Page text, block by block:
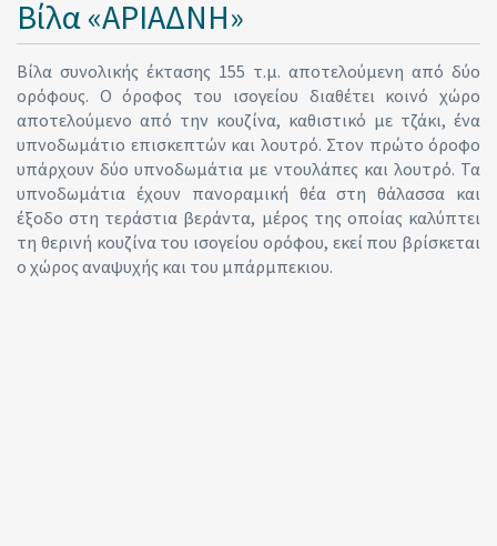
Βίλα «ΑΡΙΑΔΝΗ»
Βίλα συνολικής έκτασης 155 τ.μ. αποτελούμενη από δύο
ορόφους. Ο όροφος του ισογείου διαθέτει κοινό χώρο
αποτελούμενο από την κουζίνα, καθιστικό με τζάκι, ένα
υπνοδωμάτιο επισκεπτών και λουτρό. Στον πρώτο όροφο
υπάρχουν δύο υπνοδωμάτια με ντουλάπες και λουτρό. Τα
υπνοδωμάτια έχουν πανοραμική θέα στη θάλασσα και
έξοδο στη τεράστια βεράντα, μέρος της οποίας καλύπτει
τη θερινή κουζίνα του ισογείου ορόφου, εκεί που βρίσκεται
ο χώρος αναψυχής και του μπάρμπεκιου.